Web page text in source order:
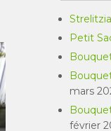
Strelitzia
Petit
mars
février